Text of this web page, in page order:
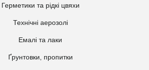
Герметики та рідкі цвяхи
Технічні аерозолі
Емалі та лаки
Ґрунтовки, пропитки